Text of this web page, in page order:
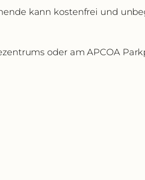
kann kostenfrei und
oder am APCOA